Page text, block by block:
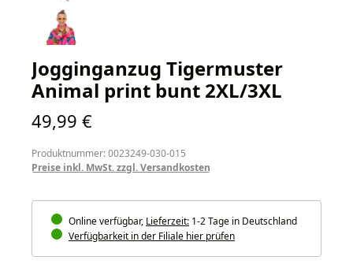
Jogginganzug Tigermuster
Animal print bunt 2XL/3XL
Regulärer Preis:
49,99 €
Produktnummer: 0023249-030-015
Preise inkl. MwSt. zzgl. Versandkosten
Online verfügbar, Lieferzeit: 1-2 Tage in Deutschland
Verfügbarkeit in der Filiale hier prüfen